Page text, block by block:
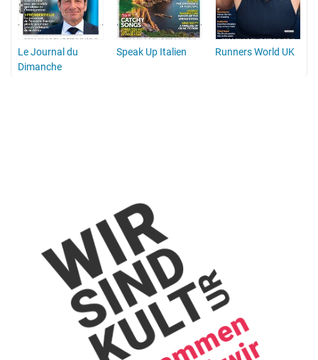
Le Journal du
Dimanche
Speak Up Italien Runners World UK